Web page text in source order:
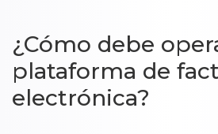
¿Cómo debe
plataforma de
electrónica?